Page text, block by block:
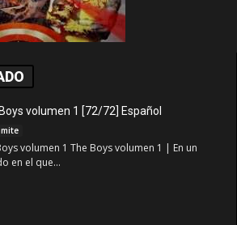
volumen 1 [72/72] Español
volumen 1 The Boys volumen 1 | En un
en el que...